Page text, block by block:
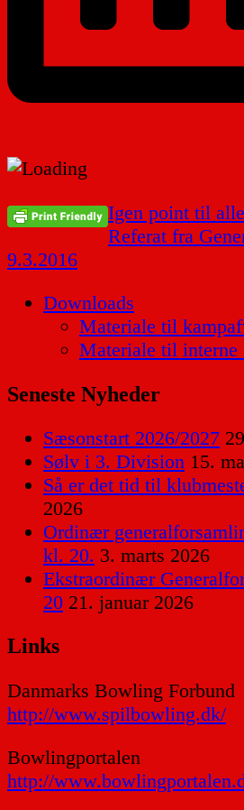
Indlægsnavigation
Igen point til
Referat fra
9.3.2016
Downloads
Materiale til
Materiale til interne
Seneste Nyheder
Sæsonstart 2026/2027
Sølv i 3. Division 15.
Så er det tid til
2026
Ordinær
kl. 20. 3. marts 2026
Ekstraordinær
20 21. januar 2026
Links
Danmarks Bowling Forbund
http://www.spilbowling.dk/
Bowlingportalen
http://